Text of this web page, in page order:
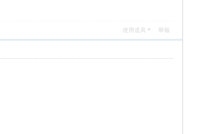
使用道具 舉報